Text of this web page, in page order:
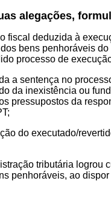
alegações,
fiscal deduzida à
bens penhoráveis
processo de
a sentença no
da inexistência ou
pressupostos da
do executado/
tributária logrou
penhoráveis, ao